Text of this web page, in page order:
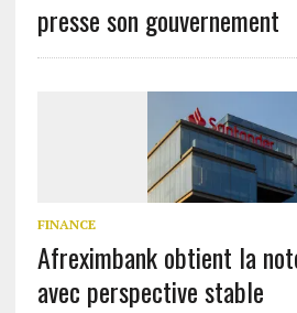
presse son gouvernement
FINANCE
Afreximbank obtient la
avec perspective stable